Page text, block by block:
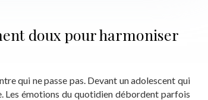
doux pour harmoniser
qui ne passe pas. Devant un adolescent qui
émotions du quotidien débordent parfois